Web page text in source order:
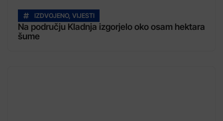
IZDVOJENO, VIJESTI
Na području Kladnja izgorjelo oko osam hektara
šume